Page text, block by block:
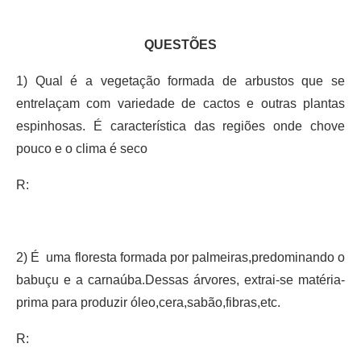
QUESTÕES
1) Qual é a vegetação formada de arbustos que se
entrelaçam com variedade de cactos e outras plantas
espinhosas. É característica das regiões onde chove
pouco e o clima é seco
R:
2) É uma floresta formada por palmeiras,predominando o
babuçu e a carnaúba.Dessas árvores, extrai-se matéria-
prima para produzir óleo,cera,sabão,fibras,etc.
R: